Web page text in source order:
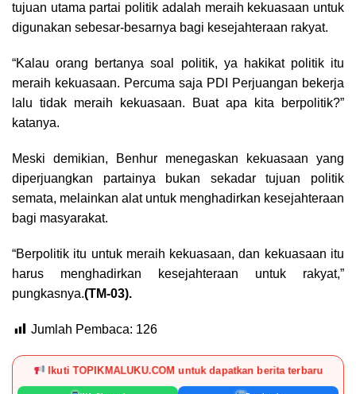
tujuan utama partai politik adalah meraih kekuasaan untuk
digunakan sebesar-besarnya bagi kesejahteraan rakyat.
“Kalau orang bertanya soal politik, ya hakikat politik itu
meraih kekuasaan. Percuma saja PDI Perjuangan bekerja
lalu tidak meraih kekuasaan. Buat apa kita berpolitik?”
katanya.
Meski demikian, Benhur menegaskan kekuasaan yang
diperjuangkan partainya bukan sekadar tujuan politik
semata, melainkan alat untuk menghadirkan kesejahteraan
bagi masyarakat.
“Berpolitik itu untuk meraih kekuasaan, dan kekuasaan itu
harus menghadirkan kesejahteraan untuk rakyat,”
pungkasnya.(TM-03).
Jumlah Pembaca: 126
Ikuti TOPIKMALUKU.COM untuk dapatkan berita terbaru